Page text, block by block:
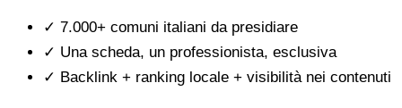
✓ 7.000+ comuni italiani da presidiare
✓ Una scheda, un professionista, esclusiva
✓ Backlink + ranking locale + visibilità nei contenuti